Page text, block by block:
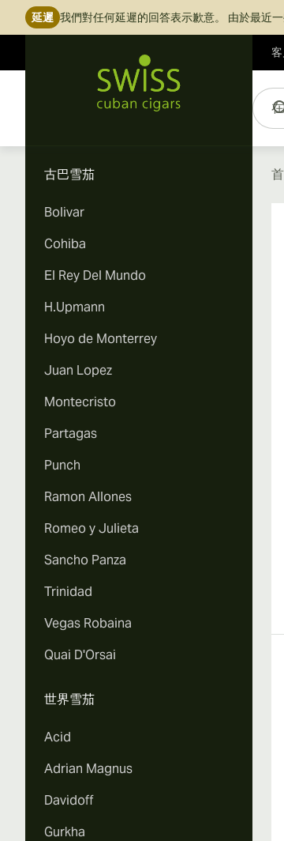
延遲 我們對任何延遲的回答表示歉意。 由於最近
在此
古巴雪茄
Bolivar
Cohiba
El Rey Del Mundo
H.Upmann
Hoyo de Monterrey
Juan Lopez
Montecristo
Partagas
Punch
Ramon Allones
Romeo y Julieta
Sancho Panza
Trinidad
Vegas Robaina
Quai D'Orsai
世界雪茄
Acid
Adrian Magnus
Davidoff
Gurkha